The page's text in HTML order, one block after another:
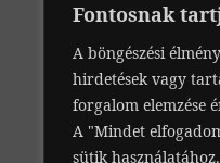
Fontosnak
A böngészési
hirdetések vagy
forgalom elemzése
A "Mindet
sütik használatához.